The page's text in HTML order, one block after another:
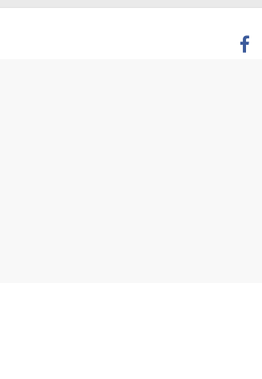
a directivos que no aprobaron la